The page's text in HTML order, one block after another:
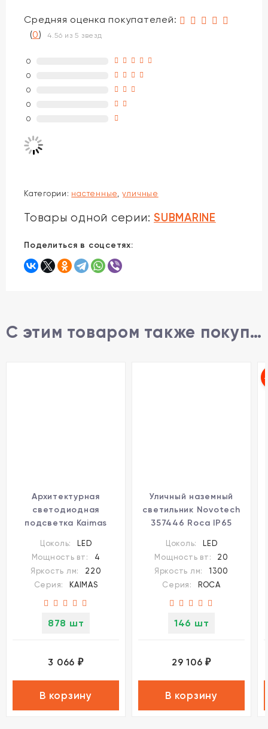
Средняя оценка покупателей:
(0)4.56 из 5 звезд
0
0
0
0
0
Категории: настенные уличные
Товары одной серии: SUBMARINE
Поделиться в соцсетях:
С этим товаром также покупают
Архитектурная
светодиодная
подсветка Kaimas
Цоколь:
LED
Мощность вт:
4
Яркость лм:
220
Серия:
KAIMAS
878 шт
3 066 ₽
В корзину
Уличный наземный
светильник Novotech
357446 Roca IP65
20W
Цоколь:
LED
Мощность вт:
20
Яркость лм:
1300
Серия:
ROCA
146 шт
29 106₽
В корзину
-